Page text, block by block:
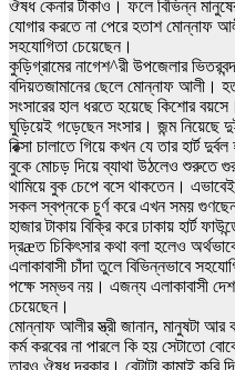
ঔষধ কেনার টাকাও। ফলে বিভিন্ন
যোগার করতে না পেরে হতাশ মোন্নাফ
সহযোগিতা চেয়েছেন।
কুড়িগ্রামের নাগেশ^রী উপজেলার
বদিয়তজামানের ছেলে মোন্নাফ আলী।
সংসারের হাল ধরতে হয়েছে কিশোর
ঘুড়িয়েই গড়েছেন সংসার। জন্ম
রিক্সা চালাতে গিয়ে কখন যে তার হার্ট
বুকে মোচড় দিয়ে ব্যাথা উঠলেও শুরুতে
থামিয়ে বুক চেপে বসে থাকতেন। এভাবেই
সকল স্বপ্নকে চুর্ণ করে এখন সময়
হাজার টাকায় বিক্রি করে ঢাকায় হার্ট
দ্রæত চিকিৎসার কথা বলা হলেও
এলাকাবাসী চাঁদা তুলে বিভিন্নভাবে
পক্ষে সম্ভব নয়। এজন্য এলাকাবাসী
চেয়েছেন।
মোন্নাফ আলীর স্ত্রী জানান, মানুষটা আর
কর্ম করবের না পারলে কি হয় সেটাতো